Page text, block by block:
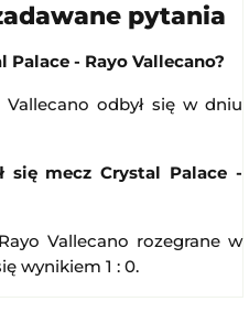
pytania
Palace - Rayo Vallecano?
odbył się w dniu
się mecz Crystal Palace -
Vallecano rozegrane w
wynikiem 1 : 0.